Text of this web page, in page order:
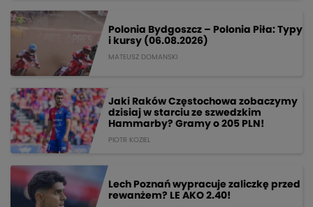
Polonia Bydgoszcz – Polonia Piła: Typy
i kursy (06.08.2026)
MATEUSZ DOMANSKI
Jaki Raków Częstochowa zobaczymy
dzisiaj w starciu ze szwedzkim
Hammarby? Gramy o 205 PLN!
PIOTR KOZIEL
Lech Poznań wypracuje zaliczkę przed
rewanżem? LE AKO 2.40!